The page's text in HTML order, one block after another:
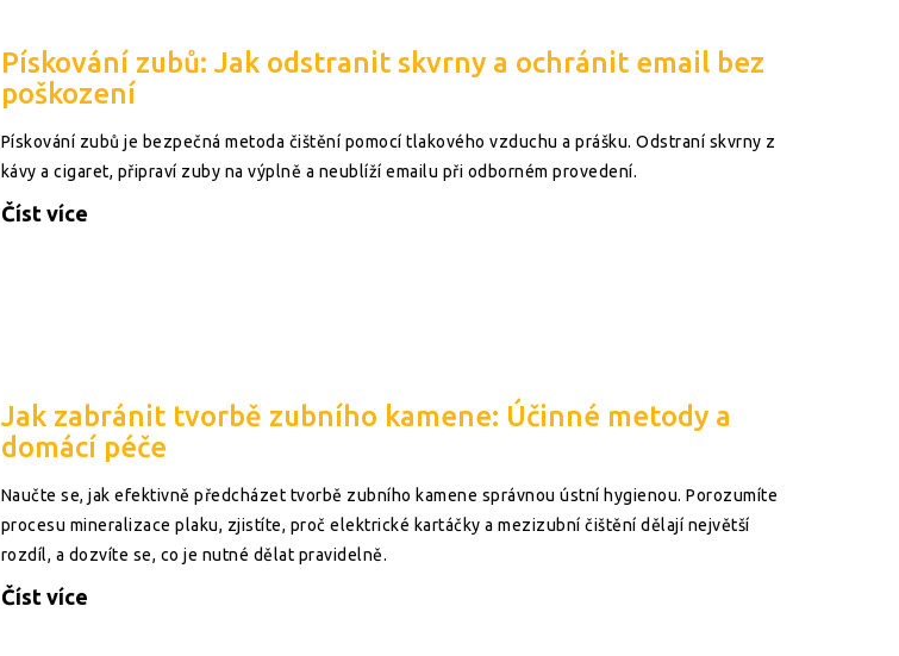
Pískování zubů: Jak odstranit skvrny a ochránit email bez
poškození
Pískování zubů je bezpečná metoda čištění pomocí tlakového vzduchu a prášku. Odstraní skvrny z
kávy a cigaret, připraví zuby na výplně a neublíží emailu při odborném provedení.
Číst více
Jak zabránit tvorbě zubního kamene: Účinné metody a
domácí péče
Naučte se, jak efektivně předcházet tvorbě zubního kamene správnou ústní hygienou. Porozumíte
procesu mineralizace plaku, zjistíte, proč elektrické kartáčky a mezizubní čištění dělají největší
rozdíl, a dozvíte se, co je nutné dělat pravidelně.
Číst více